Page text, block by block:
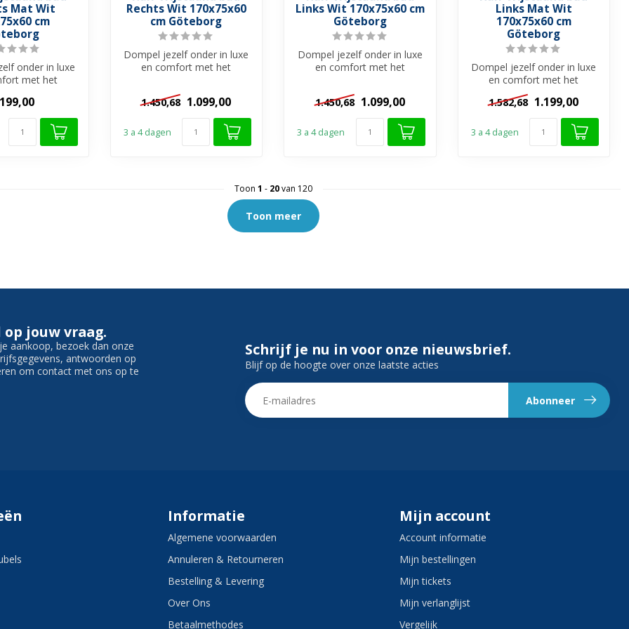
Mat Wit
cm
onder in luxe
met het
Dit...
Rechts Wit 170x75x60
cm Göteborg
Dompel jezelf onder in luxe
en comfort met het
Bad. Dit...
1.450,68 1.099,00
3 a 4 dagen
Links Wit 170x75x60 cm
Göteborg
Dompel jezelf onder in luxe
en comfort met het
Bad. Dit...
1.450,68 1.099,00
3 a 4 dagen
Links Mat Wit
170x75x60 cm
Göteborg
Dompel jezelf onder in luxe
en comfort met het
Göteborg Half Vrijstaand
Bad. Dit...
1.582,68 1.199,00
3 a 4 dagen
Toon 1 - 20van 120
Toon meer
jouw vraag.
aankoop, bezoek dan onze
antwoorden op
om contact met ons op te
Schrijf je nu in voor onze nieuwsbrief.
Blijf op de hoogte over onze laatste acties
Abonneer
Informatie
Algemene voorwaarden
Annuleren & Retourneren
Bestelling & Levering
Over Ons
Betaalmethodes
Mijn account
Account informatie
Mijn bestellingen
Mijn tickets
Mijn verlanglijst
Vergelijk